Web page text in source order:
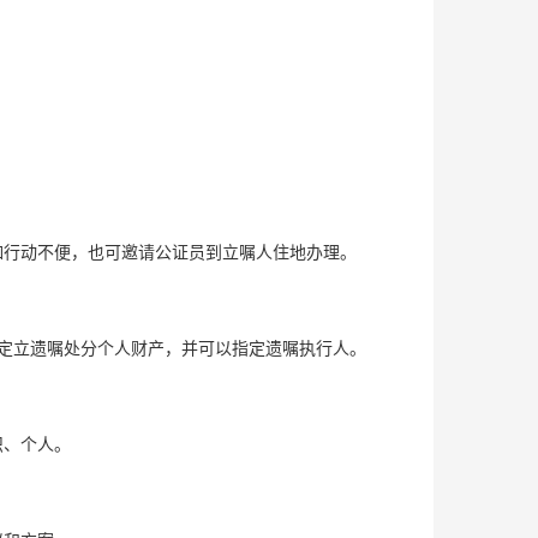
不便，也可邀请公证员到立嘱人住地办理。
遗嘱处分个人财产，并可以指定遗嘱执行人。
个人。